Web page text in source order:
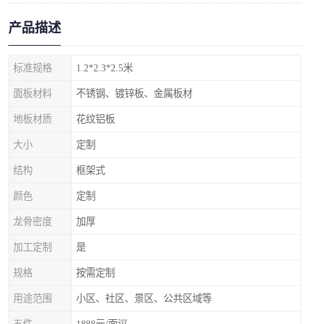
产品描述
标准规格 1.2*2.3*2.5米
面板材料 不锈钢、镀锌板、金属板材
地板材质 花纹铝板
大小 定制
结构 框架式
颜色 定制
龙骨密度 加厚
加工定制 是
规格 按需定制
用途范围 小区、社区、景区、公共区域等